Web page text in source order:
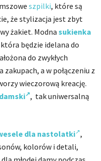
szpilki, które są
że stylizacja jest zbyt
żakiet. Modnasukienka
będzie idelana do
do zwykłych
a w połączeniu z
wieczorową kreację.
, tak uniwersalną
dla nastolatki ,
kolorów i detali,